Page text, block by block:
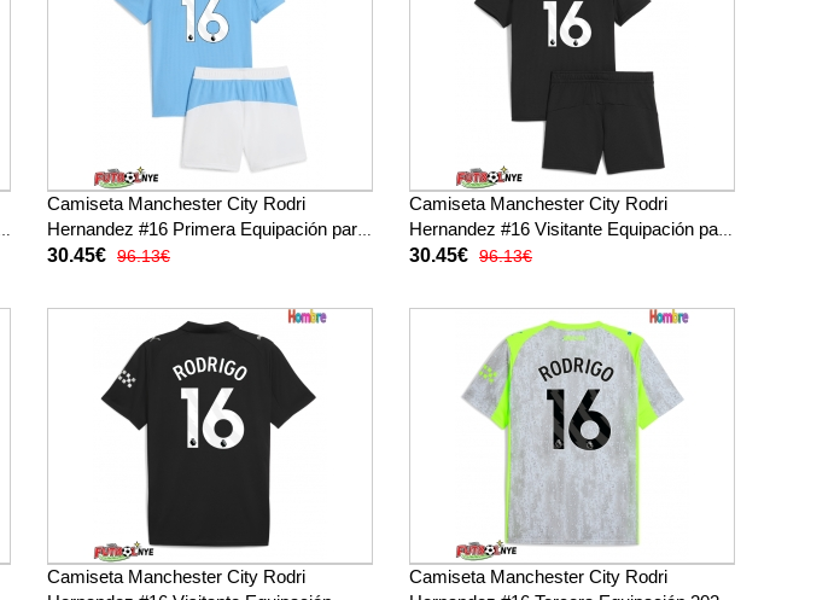
Camiseta Manchester City Rodri
Hernandez #16 Primera Equipación para
niños 2025-26 manga corta (+
30.45€ 96.13€
Camiseta Manchester City Rodri
Hernandez #16 Visitante Equipación para
niños 2025-26 manga corta (+
30.45€ 96.13€
Camiseta Manchester City Rodri
Camiseta Manchester City Rodri